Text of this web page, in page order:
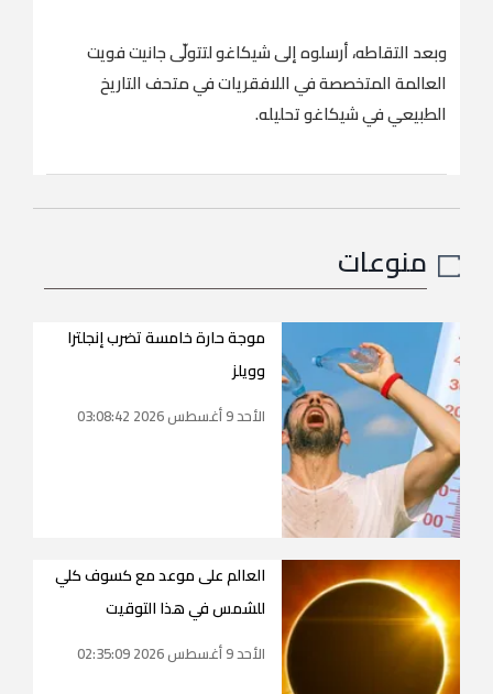
وبعد التقاطه، أرسلوه إلى شيكاغو لتتولّى جانيت فويت
العالمة المتخصصة في اللافقريات في متحف التاريخ
الطبيعي في شيكاغو تحليله.
منوعات
موجة حارة خامسة تضرب إنجلترا
وويلز
الأحد 9 أغسطس 2026 03:08:42
العالم على موعد مع كسوف كلي
للشمس في هذا التوقيت
الأحد 9 أغسطس 2026 02:35:09